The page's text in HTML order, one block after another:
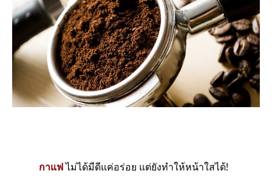
กาแฟไม่ได้มีดีแค่อร่อย แต่ยังทำให้หน้าใสได้!